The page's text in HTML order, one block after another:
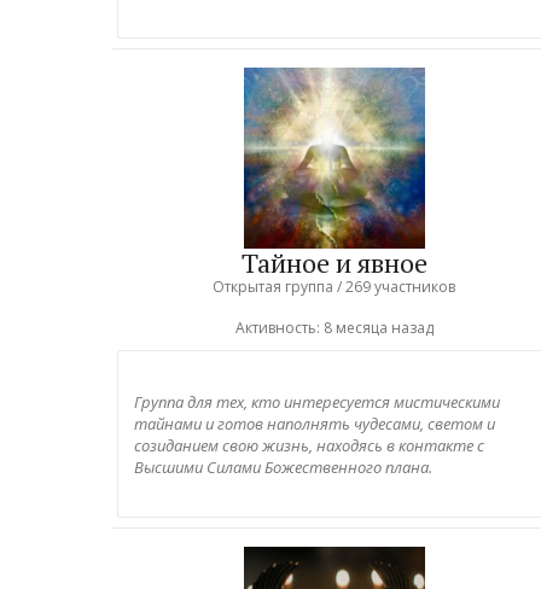
Тайное и явное
Открытая группа / 269 участников
Активность: 8 месяца назад
Группа для тех, кто интересуется мистическими
тайнами и готов наполнять чудесами, светом и
созиданием свою жизнь, находясь в контакте с
Высшими Силами Божественного плана.